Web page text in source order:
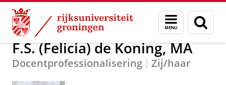
Skip
Content
Skip
Navigation
Menu
en
zoeken
Over ons F.S. (Felicia) de Koning, MA
F.S. (Felicia) de Koning, MA
Docentprofessionalisering Zij/haar